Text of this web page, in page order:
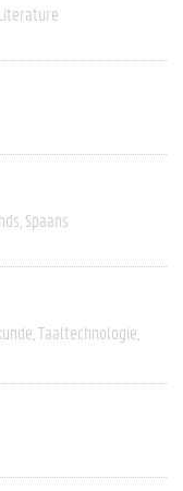
Spaans
Taaltechnologie